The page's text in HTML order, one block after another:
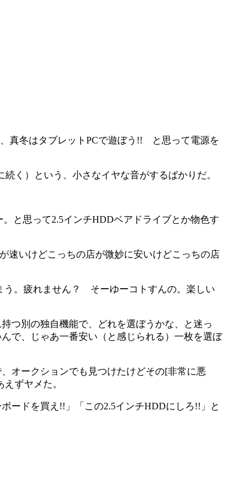
真冬はタブレットPCで遊ぼう!! と思って電源を
く）という、小さなイヤな音がするばかりだ。
と思って2.5インチHDDベアドライブとか物色す
いけどこっちの店が微妙に安いけどこっちの店
う。疲れません？ そーゆーコトすんの。楽しい
つ別の独自機能で、どれを選ぼうかな、と迷っ
で、じゃあ一番安い（と感じられる）一枚を選ぼ
オークションでも見つけたけどその[非常に悪
ずヤメた。
ードを買え!!」「この2.5インチHDDにしろ!!」と